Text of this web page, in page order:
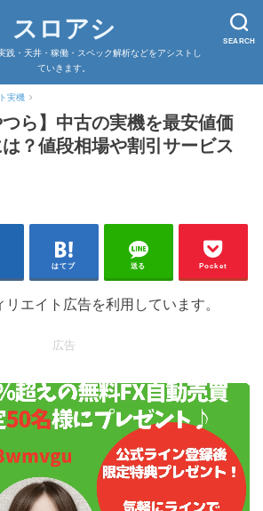
SEARCH
スロアシ
践・天井・稼働・スペック解析などをアシストし
ていきます。
実機
つら】中古の実機を最安値価
？値段相場や割引サービス
はてブ 送る Pocket
エイト広告を利用しています。
広告